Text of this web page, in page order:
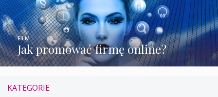
Jak promować firmę online?
FILM
KATEGORIE